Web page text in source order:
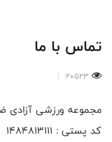
تماس با ما
20523
مجموعه ورزشی آزادی
کد پستی : ۱۴۸۴۸۱۳۱۱۱